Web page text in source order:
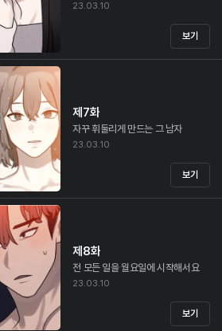
23.03.10
보기
제7화
자꾸 휘둘리게 만드는 그 남자
23.03.10
보기
제8화
전 모든 일을 월요일에 시작해서요
23.03.10
보기